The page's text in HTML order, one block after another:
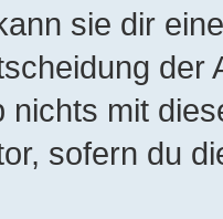
sie dir
der
nichts mit
sofern du